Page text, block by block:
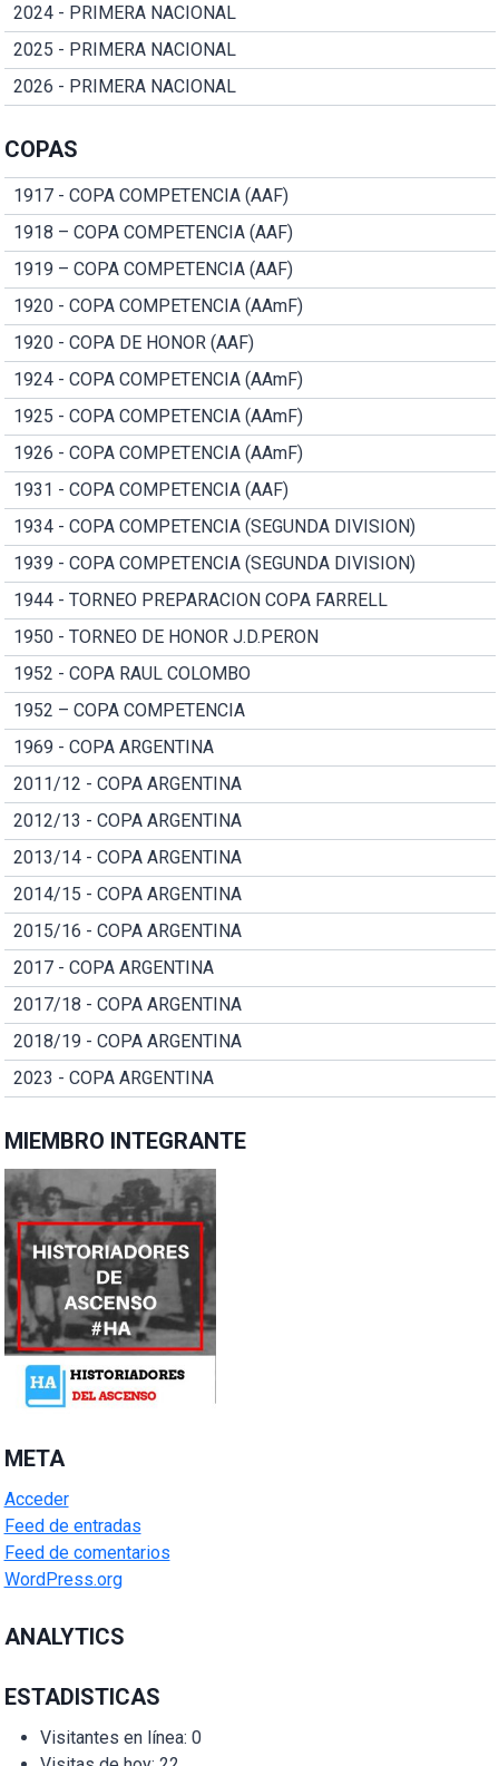
2024 - PRIMERA NACIONAL
2025 - PRIMERA NACIONAL
2026 - PRIMERA NACIONAL
COPAS
1917 - COPA COMPETENCIA (AAF)
1918 – COPA COMPETENCIA (AAF)
1919 – COPA COMPETENCIA (AAF)
1920 - COPA COMPETENCIA (AAmF)
1920 - COPA DE HONOR (AAF)
1924 - COPA COMPETENCIA (AAmF)
1925 - COPA COMPETENCIA (AAmF)
1926 - COPA COMPETENCIA (AAmF)
1931 - COPA COMPETENCIA (AAF)
1934 - COPA COMPETENCIA (SEGUNDA DIVISION)
1939 - COPA COMPETENCIA (SEGUNDA DIVISION)
1944 - TORNEO PREPARACION COPA FARRELL
1950 - TORNEO DE HONOR J.D.PERON
1952 - COPA RAUL COLOMBO
1952 – COPA COMPETENCIA
1969 - COPA ARGENTINA
2011/12 - COPA ARGENTINA
2012/13 - COPA ARGENTINA
2013/14 - COPA ARGENTINA
2014/15 - COPA ARGENTINA
2015/16 - COPA ARGENTINA
2017 - COPA ARGENTINA
2017/18 - COPA ARGENTINA
2018/19 - COPA ARGENTINA
2023 - COPA ARGENTINA
MIEMBRO INTEGRANTE
META
Acceder
Feed de entradas
Feed de comentarios
WordPress.org
ANALYTICS
ESTADISTICAS
Visitantes en línea: 0